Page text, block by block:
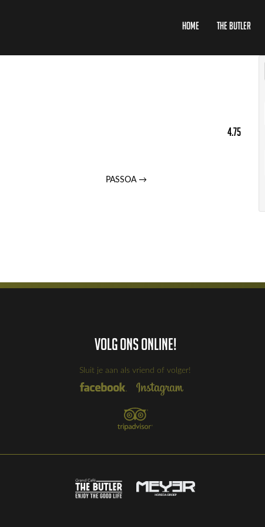
Home The Butler
4.75
PASSOA→
Volg ons online!
Sluit je aan als vriend of volger!